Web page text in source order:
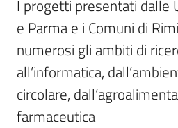
I progetti presentati dalle
e Parma e i Comuni di
numerosi gli ambiti di
all’informatica,
circolare,
farmaceutica